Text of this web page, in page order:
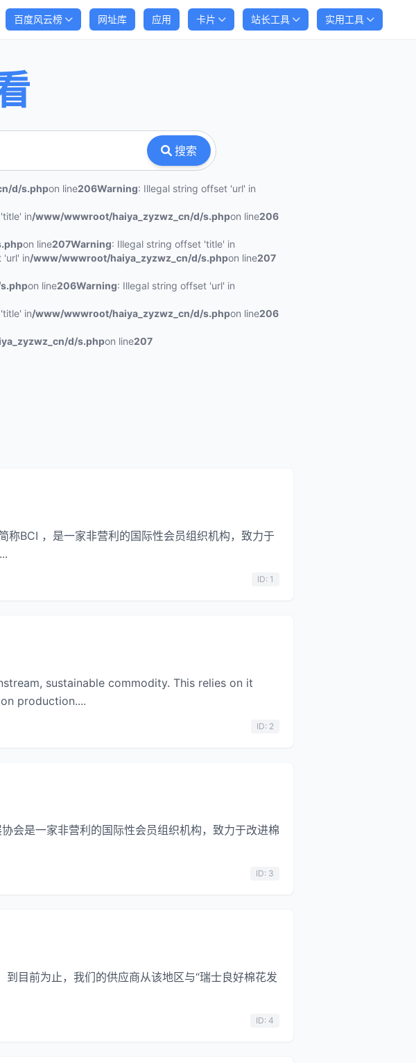
百度风云榜 网址库 应用 卡片 站长工具 实用工具
搜索
d/s.phpon line206Warning: Illegal string offset 'url' in
in/www/wwwroot/haiya_zyzwz_cn/d/s.phpon line206
on line207Warning: Illegal string offset 'title' in
'url' in/www/wwwroot/haiya_zyzwz_cn/d/s.phpon line207
on line206Warning: Illegal string offset 'url' in
in/www/wwwroot/haiya_zyzwz_cn/d/s.phpon line206
d/s.phpon line207
BCI ，是一家非营利的国际性会员组织机构，致力于
ID: 1
sustainable commodity. This relies on it
production....
ID: 2
是一家非营利的国际性会员组织机构，致力于改进棉
ID: 3
目前为止，我们的供应商从该地区与“瑞士良好棉花发
ID: 4